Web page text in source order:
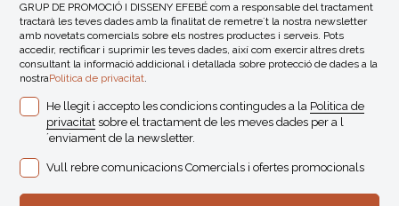
GRUP DE PROMOCIÓ I DISSENY EFEBÉ com a responsable del tractament
tractarà les teves dades amb la finalitat de remetre´t la nostra newsletter
amb novetats comercials sobre els nostres productes i serveis. Pots
accedir, rectificar i suprimir les teves dades, així com exercir altres drets
consultant la informació addicional i detallada sobre protecció de dades a la
nostraPolitica de privacitat.
He llegit i accepto les condicions contingudes a la Politica de
privacitat sobre el tractament de les meves dades per a l
´enviament de la newsletter.
Vull rebre comunicacions Comercials i ofertes promocionals